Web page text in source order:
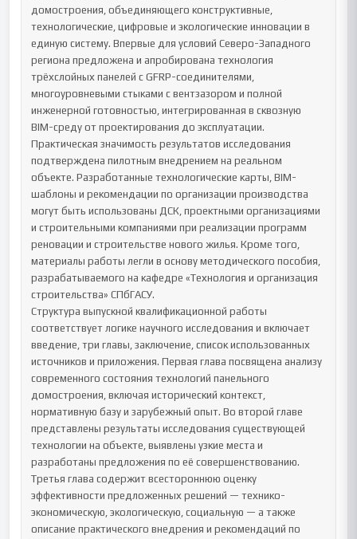
домостроения, объединяющего конструктивные,
технологические, цифровые и экологические инновации в
единую систему. Впервые для условий Северо-Западного
региона предложена и апробирована технология
трёхслойных панелей с GFRP-соединителями,
многоуровневыми стыками с вентзазором и полной
инженерной готовностью, интегрированная в сквозную
BIM-среду от проектирования до эксплуатации.
Практическая значимость результатов исследования
подтверждена пилотным внедрением на реальном
объекте. Разработанные технологические карты, BIM-
шаблоны и рекомендации по организации производства
могут быть использованы ДСК, проектными организациями
и строительными компаниями при реализации программ
реновации и строительстве нового жилья. Кроме того,
материалы работы легли в основу методического пособия,
разрабатываемого на кафедре «Технология и организация
строительства» СПбГАСУ.
Структура выпускной квалификационной работы
соответствует логике научного исследования и включает
введение, три главы, заключение, список использованных
источников и приложения. Первая глава посвящена анализу
современного состояния технологий панельного
домостроения, включая исторический контекст,
нормативную базу и зарубежный опыт. Во второй главе
представлены результаты исследования существующей
технологии на объекте, выявлены узкие места и
разработаны предложения по её совершенствованию.
Третья глава содержит всестороннюю оценку
эффективности предложенных решений — технико-
экономическую, экологическую, социальную — а также
описание практического внедрения и рекомендаций по